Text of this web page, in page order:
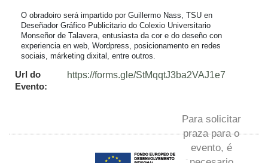
O obradoiro será impartido por Guillermo Nass, TSU en
Deseñador Gráfico Publicitario do Colexio Universitario
Monseñor de Talavera, entusiasta da cor e do deseño con
experiencia en web, Wordpress, posicionamento en redes
sociais, márketing dixital, entre outros.
Url do
Evento:
https://forms.gle/StMqqtJ3ba2VAJ1e7
Para solicitar
praza para o
evento, é